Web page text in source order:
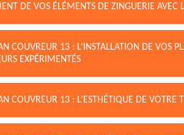
DE VOS ÉLÉMENTS DE ZINGUERIE AVEC
COUVREUR 13 : L’INSTALLATION DE VOS
EXPÉRIMENTÉS
COUVREUR 13 : L’ESTHÉTIQUE DE